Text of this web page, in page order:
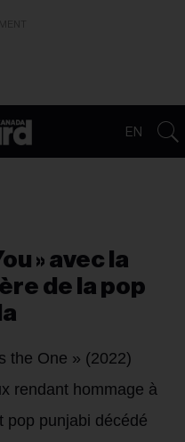
EN
» avec la
de la pop
the One » (2022)
rendant hommage à
pop punjabi décédé